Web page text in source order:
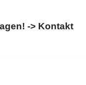
-> Kontakt